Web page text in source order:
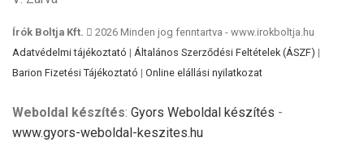
Írók Boltja Kft.
2026 Minden jog fenntartva - www.irokboltja.hu
Adatvédelmi tájékoztató | Általános Szerződési Feltételek (ÁSZF) |
Barion Fizetési Tájékoztató | Online elállási nyilatkozat
Weboldal készítés: Gyors Weboldal készítés -
www.gyors-weboldal-keszites.hu